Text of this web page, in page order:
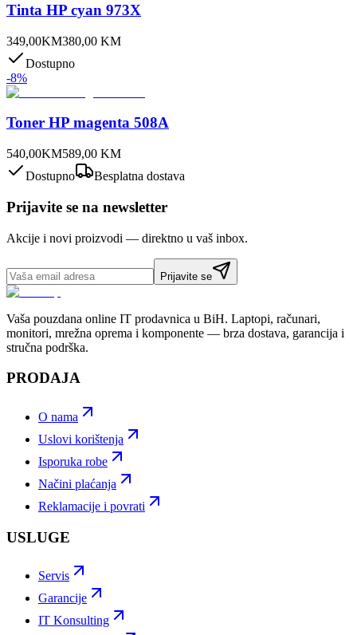
Tinta HP cyan 973X
349,00KM380,00 KM
Dostupno
-8%
Toner HP magenta 508A
540,00KM589,00 KM
Dostupno
Besplatna dostava
Prijavite se na newsletter
Akcije i novi proizvodi — direktno u vaš inbox.
Prijavite se
Vaša pouzdana online IT prodavnica u BiH. Laptopi, računari,
monitori, mrežna oprema i komponente — brza dostava, garancija i
stručna podrška.
PRODAJA
O nama
Uslovi korištenja
Isporuka robe
Načini plaćanja
Reklamacije i povrati
USLUGE
Servis
Garancije
IT Konsulting